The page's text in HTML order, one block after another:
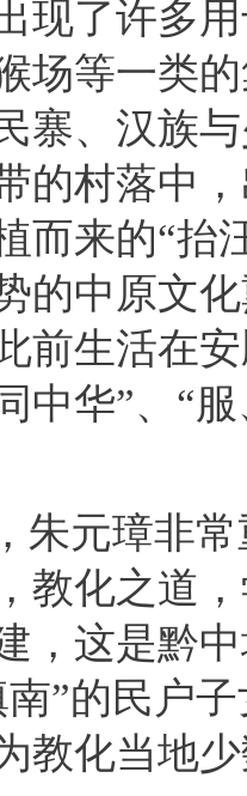
现了许多
场等一类
寨、汉族
的村落中
而来的“抬
的中原文
前生活在
中华”、“
朱元璋非
教化之道
，这是黔
南”的民户
教化当地